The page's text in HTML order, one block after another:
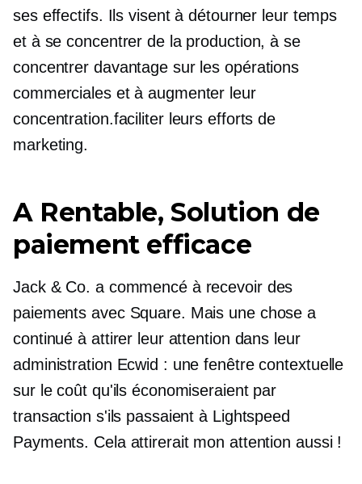
ses effectifs. Ils visent à détourner leur temps
et à se concentrer de la production, à se
concentrer davantage sur les opérations
commerciales et à augmenter leur
concentration.faciliter leurs efforts de
marketing.
A Rentable, Solution de
paiement efficace
Jack & Co. a commencé à recevoir des
paiements avec Square. Mais une chose a
continué à attirer leur attention dans leur
administration Ecwid : une fenêtre contextuelle
sur le coût qu'ils économiseraient par
transaction s'ils passaient à Lightspeed
Payments. Cela attirerait mon attention aussi !